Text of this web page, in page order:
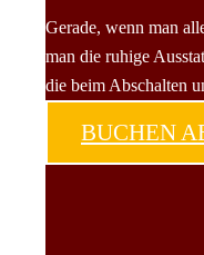
Gerade, wenn man
man die ruhige
die beim Abschalten
BUCHEN